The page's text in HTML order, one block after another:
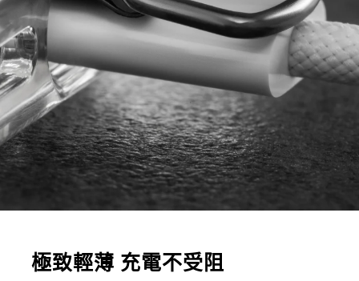
極致輕薄 充電不受阻